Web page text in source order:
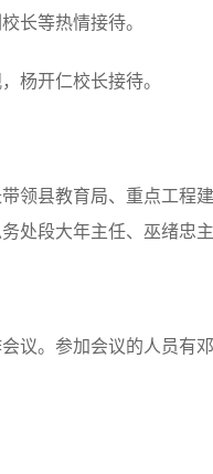
长等热情接待。
杨开仁校长接待。
领县教育局、重点工程
处段大年主任、巫绪忠
议。参加会议的人员有